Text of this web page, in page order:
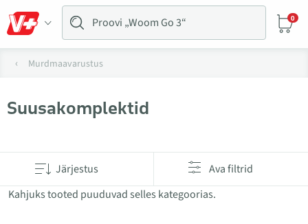
0
Murdmaavarustus
Suusakomplektid
Järjestus
Ava filtrid
Kahjuks tooted puuduvad selles kategoorias.